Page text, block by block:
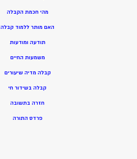
מהי חכמת הקבלה
האם מותר ללמוד קבלה
תודעה ומודעות
משמעות החיים
קבלה מדיה שיעורים
קבלה בשידור חי
חזרה בתשובה
פרדס התורה